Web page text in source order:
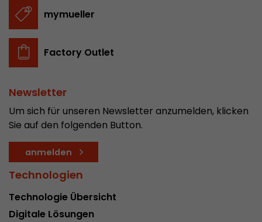
mymueller
Factory Outlet
Newsletter
Um sich für unseren Newsletter anzumelden, klicken
Sie auf den folgenden Button.
anmelden
Technologien
Technologie Übersicht
Digitale Lösungen
Zweck
In diesem Cookie werden die
abgespeichert um Besucher zu tracken. In
des ersten Besuches, der Zeitpunkt zu
Besuch gestartet wird sowie die Anzahl aller
Name __utmb
Laufzeit 30 min
Zweck
abgelaufen ist und wie tief sich ein Besucher
bewegt. Es speichert die Anzahl von